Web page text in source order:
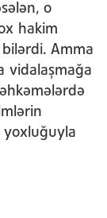
o
hakim
Amma
vidalaşmağa
yoxluğuyla